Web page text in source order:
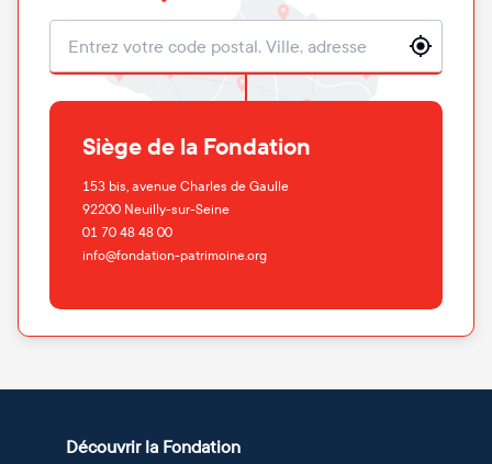
Localisation
Siège de la Fondation
153 bis, avenue Charles de Gaulle
92200 Neuilly-sur-Seine
01 70 48 48 00
info@fondation-patrimoine.org
Découvrir la Fondation